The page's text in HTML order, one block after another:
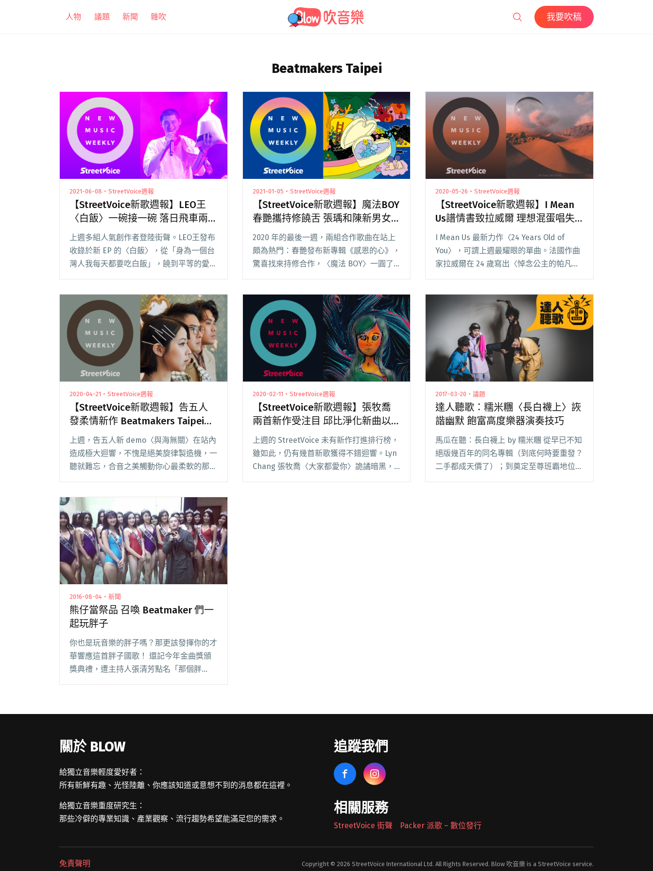
人物 議題 新聞 雜吹 我要吹稿
Beatmakers Taipei
2021-06-08・StreetVoice週報
【StreetVoice新歌週報】LEO王
〈白飯〉一碗接一碗 落日飛車兩
首翻唱曲受好評
上週多組人氣創作者登陸街聲。LEO王發布
收錄於新 EP 的〈白飯〉，從「身為一個台
灣人我每天都要吃白飯」，饒到平等的愛、
言論自由，與樂手激盪出行運流水的一曲；
魚〉，又加碼推岀 2006 年紅極一時的〈小
閱讀全文 "【StreetVoice新歌週報】LEO王
〈白飯〉一碗接一碗 落日飛車兩首翻唱曲
受好評"
2021-01-05・StreetVoice週報
【StreetVoice新歌週報】魔法BOY
春艷攜持修饒舌 張瑀和陳新男女
對唱攻上榜
2020 年的最後一週，兩組合作歌曲在站上
頗為熱門：春艷發布新專輯《感恩的心》，
驚喜找來持修合作，〈魔法 BOY〉一圓了
持修的饒舌夢，怪奇男孩首度合體讓歌曲立
要你的黑魔法 (⁎⁍̴̛ᴗ⁍̴̛⁎)」，也有閱讀全文
"【StreetVoice新歌週報】魔法BOY春艷攜
持修饒舌 張瑀和陳新男女對唱攻上榜"
2020-05-26・StreetVoice週報
【StreetVoice新歌週報】I Mean
Us譜情書致拉威爾 理想混蛋唱失
智老者的寂寞
I Mean Us 最新力作〈24 Years Old of
You〉，可謂上週最耀眼的單曲。法國作曲
家拉威爾在 24 歲寫出〈悼念公主的帕凡舞
曲〉（Pavane pour une infante défunte
"【StreetVoice新歌週報】I Mean Us譜情
書致拉威爾 理想混蛋唱失智老者的寂寞"
2020-04-21・StreetVoice週報
【StreetVoice新歌週報】告五人
發柔情新作 Beatmakers Taipei大
玩林宥嘉〈少女〉
上週，告五人新 demo〈與海無關〉在站內
造成極大迴響，不愧是絕美旋律製造機，一
聽就難忘，合音之美觸動你心最柔軟的那
唱、雙版本的單曲，〈天真世界的叛徒〉要
告訴你：最閱讀全文 "【StreetVoice新歌週
報】告五人發柔情新作 Beatmakers Taipei
大玩林宥嘉〈少女〉"
2020-02-11・StreetVoice週報
【StreetVoice新歌週報】張牧喬
兩首新作受注目 邱比淨化新曲以
十誡詩入詞
上週的 StreetVoice 未有新作打進排行榜，
雖如此，仍有幾首新歌獲得不錯迴響。Lyn
Chang 張牧喬〈大家都愛你〉詭譎暗黑，
2017-03-20・議題
達人聽歌：糯米糰〈長白襪上〉詼
諧幽默 飽富高度樂器演奏技巧
馬瓜在聽：長白襪上 by 糯米糰 從早已不知
絕版幾百年的同名專輯（到底何時要重發？
二手都成天價了）；到奠定至尊班霸地位的
2016-08-04・新聞
熊仔當祭品 召喚 Beatmaker 們一
起玩胖子
你也是玩音樂的胖子嗎？那更該發揮你的才
華響應這首胖子國歌！ 還記今年金曲獎頒
獎典禮，遭主持人張清芳點名「那個胖
關於 BLOW
給獨立音樂輕度愛好者：
所有新鮮有趣、光怪陸離、你應該知道或意想不到的消息都在這裡。
給獨立音樂重度研究生：
那些冷僻的專業知識、產業觀察、流行趨勢希望能滿足您的需求。
追蹤我們
相關服務
StreetVoice 街聲 Packer 派歌 – 數位發行
免責聲明 Copyright © 2026 StreetVoice International Ltd. All Rights Reserved. Blow 吹音樂 is a StreetVoice service.